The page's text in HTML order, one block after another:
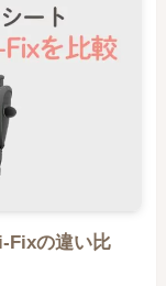
Fixの違い比